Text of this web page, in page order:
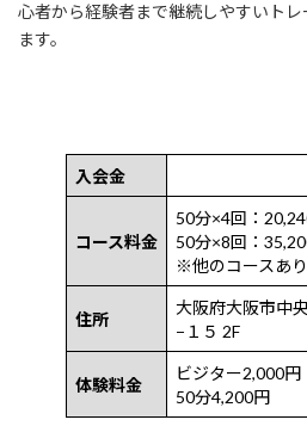
心者から経験者まで継続しやすいト
ます。
入会金
コース料金
50分×4回：
50分×8回：
※他のコースあり
住所
大阪府大阪市中
−１５ 2F
体験料金
ビジター2,000円
50分4,200円